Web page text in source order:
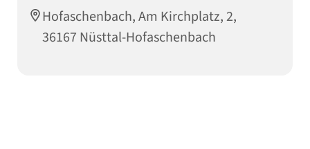
Hofaschenbach, Am Kirchplatz, 2,
36167 Nüsttal-Hofaschenbach